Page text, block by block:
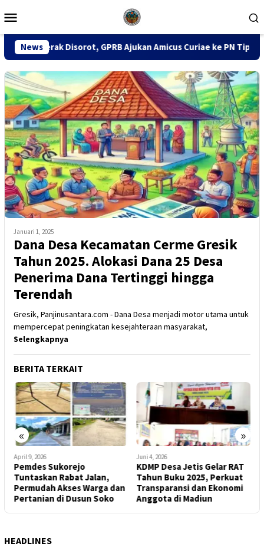
ke
Mobile
NewsAjukan Amicus Curiae ke PN Tipikor Surabaya
Januari 1, 2025
Dana Desa Kecamatan Cerme Gresik
Tahun 2025. Alokasi Dana 25 Desa
Penerima Dana Tertinggi hingga
Terendah
Gresik, Panjinusantara.com - Dana Desa menjadi motor utama untuk
mempercepat peningkatan kesejahteraan masyarakat,
Selengkapnya
BERITA TERKAIT
« »
April 9, 2026
Pemdes Sukorejo
Tuntaskan Rabat Jalan,
Permudah Akses Warga dan
Pertanian di Dusun Soko
Juni 4, 2026
KDMP Desa Jetis Gelar RAT
Tahun Buku 2025, Perkuat
Transparansi dan Ekonomi
Anggota di Madiun
HEADLINES